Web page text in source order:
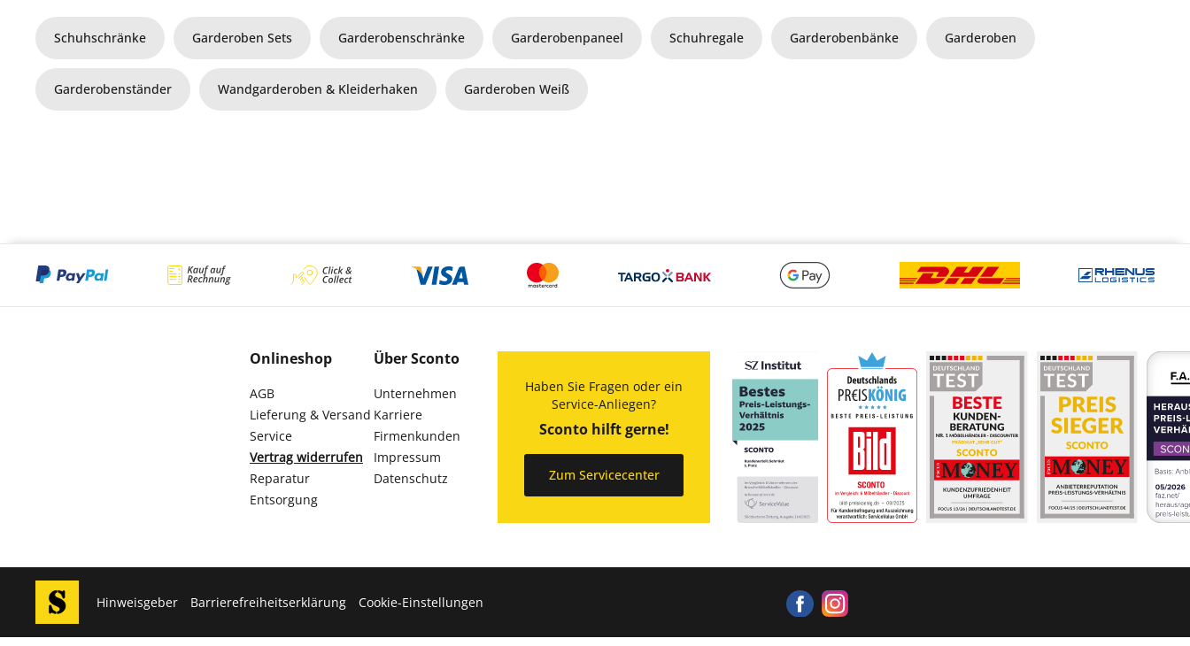
Schuhschränke Garderoben Sets Garderobenschränke Garderobenpaneel Schuhregale Garderobenbänke Garderoben
Garderobenständer Wandgarderoben & Kleiderhaken Garderoben Weiß
Onlineshop
AGB
Lieferung & Versand
Service
Vertrag widerrufen
Reparatur
Entsorgung
Über Sconto
Unternehmen
Karriere
Firmenkunden
Impressum
Datenschutz
Haben Sie Fragen oder ein
Service-Anliegen?
Sconto hilft gerne!
Zum Servicecenter
Hinweisgeber Barrierefreiheitserklärung Cookie-Einstellungen